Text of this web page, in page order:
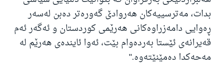
بدات، مەترسییەکان هەروادێ گەورەتر دەبن لەسەر
ڕەوایی دامەزراوەکانی هەرێمی کوردستان و ئەگەر ئەم
قەیرانەی ئێستا بەردەوام بێت، ئەوا ئایندەی هەرێم لە
مەحەکدا دەمێنێتەوە."